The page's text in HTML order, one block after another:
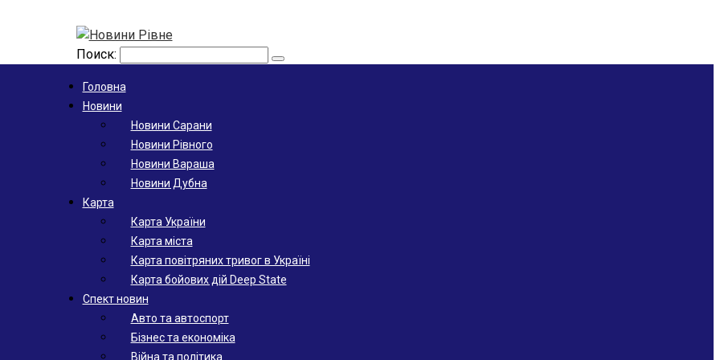
Поиск:
Головна
Новини
Новини Сарани
Новини Рівного
Новини Вараша
Новини Дубна
Карта
Карта України
Карта міста
Карта повітряних тривог в Україні
Карта бойових дій Deep State
Спект новин
Авто та автоспорт
Бізнес та економіка
Війна та політика